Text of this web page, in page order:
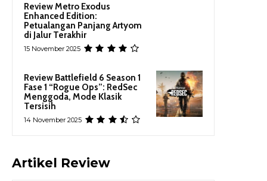
Review Metro Exodus
Enhanced Edition:
Petualangan Panjang Artyom
di Jalur Terakhir
15 November 2025
Review Battlefield 6 Season 1
Fase 1 “Rogue Ops”: RedSec
Menggoda, Mode Klasik
Tersisih
14 November 2025
Artikel Review